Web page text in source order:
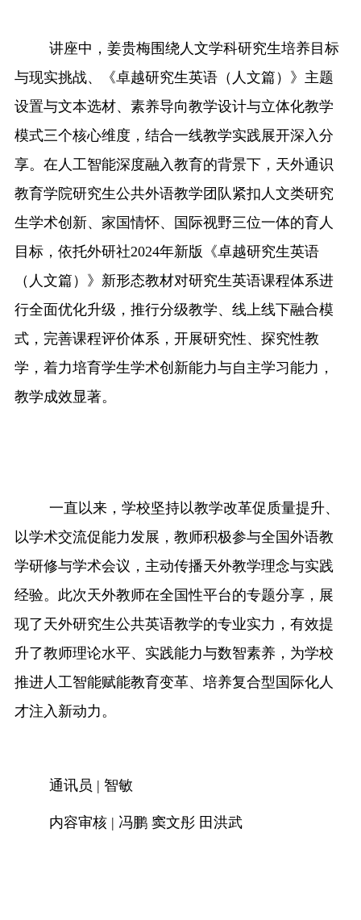
讲座中，姜贵梅围绕人文学科研究生培养目标
与现实挑战、
《卓越研究生英语（人文篇）》主题
设置与文本选材、 素养导向教学设计与立体化教学
模式三个核心维度，结合一线教学实践展开深入分
享。在人工智能深度融入教育的背景下，天外通识
教育学院研究生公共外语教学团队紧扣人文类研究
生学术创新、家国情怀、国际视野三位一体的育人
目标，依托外研社2024年新版《卓越研究生英语
（人文篇）》新形态教材对研究生英语课程体系进
行全面优化升级，推行分级教学、线上线下融合模
式，完善课程评价体系，开展研究性、探究性教
学，着力培育学生学术创新能力与自主学习能力，
教学成效显著。
一直以来，学校坚持以教学改革促质量提升、
以学术交流促能力发展，教师积极参与全国外语教
学研修与学术会议，主动传播天外教学理念与实践
经验。此次天外教师在全国性平台的专题分享，展
现了天外研究生公共英语教学的专业实力，有效提
升了教师理论水平、实践能力与数智素养，为学校
推进人工智能赋能教育变革、培养复合型国际化人
才注入新动力。
通讯员 | 智敏
内容审核 | 冯鹏 窦文彤 田洪武